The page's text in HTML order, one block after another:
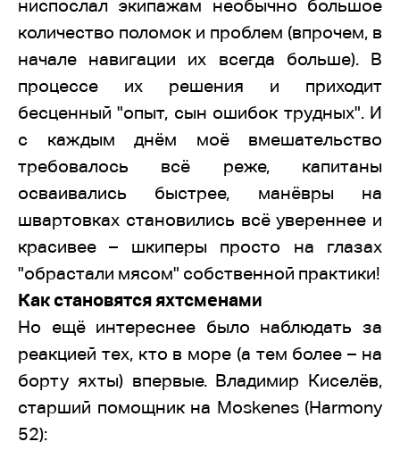
ниспослал экипажам необычно большое
количество поломок и проблем (впрочем, в
начале навигации их всегда больше). В
процессе их решения и приходит
бесценный "опыт, сын ошибок трудных". И
с каждым днём моё вмешательство
требовалось всё реже, капитаны
осваивались быстрее, манёвры на
швартовках становились всё увереннее и
красивее – шкиперы просто на глазах
"обрастали мясом" собственной практики!
Как становятся яхтсменами
Но ещё интереснее было наблюдать за
реакцией тех, кто в море (а тем более – на
борту яхты) впервые. Владимир Киселёв,
старший помощник на Moskenes (Harmony
52):